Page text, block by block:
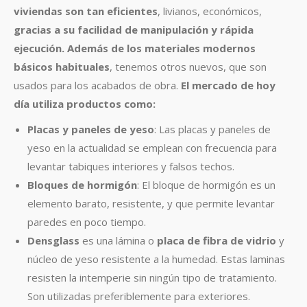
viviendas son tan eficientes, livianos, económicos,
gracias a su facilidad de manipulación y rápida
ejecución. Además de los materiales modernos
básicos habituales, tenemos otros nuevos, que son
usados para los acabados de obra. El mercado de hoy
día utiliza productos como:
Placas y paneles de yeso: Las placas y paneles de
yeso en la actualidad se emplean con frecuencia para
levantar tabiques interiores y falsos techos.
Bloques de hormigón: El bloque de hormigón es un
elemento barato, resistente, y que permite levantar
paredes en poco tiempo.
Densglass es una lámina o placa de fibra de vidrio y
núcleo de yeso resistente a la humedad. Estas laminas
resisten la intemperie sin ningún tipo de tratamiento.
Son utilizadas preferiblemente para exteriores.